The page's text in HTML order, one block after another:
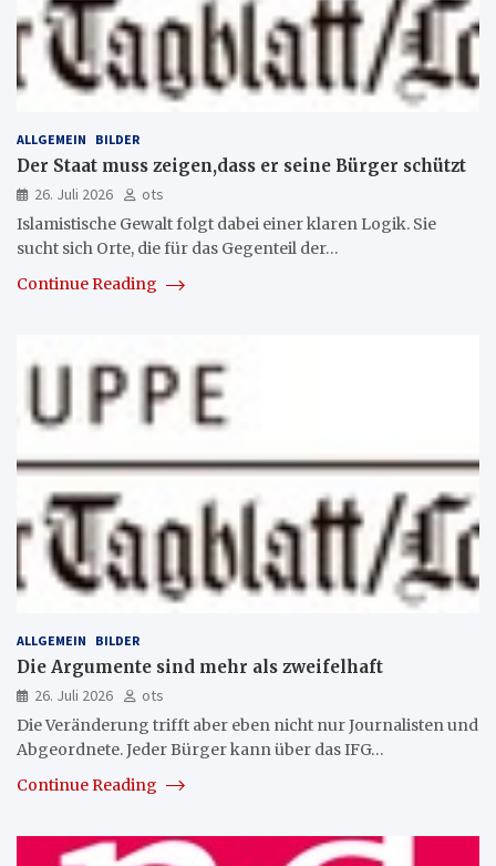
ALLGEMEIN BILDER
Der Staat muss zeigen,dass er seine Bürger schützt
26. Juli 2026
ots
Islamistische Gewalt folgt dabei einer klaren Logik. Sie
sucht sich Orte, die für das Gegenteil der…
Continue Reading
ALLGEMEIN BILDER
Die Argumente sind mehr als zweifelhaft
26. Juli 2026
ots
Die Veränderung trifft aber eben nicht nur Journalisten und
Abgeordnete. Jeder Bürger kann über das IFG…
Continue Reading